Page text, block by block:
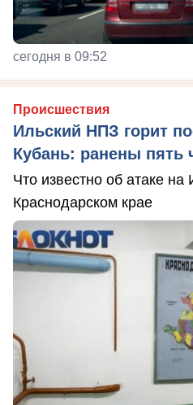
сегодня в 09:52
Происшествия
Ильский НПЗ горит
Кубань: ранены пять
Что известно об атаке
Краснодарском крае